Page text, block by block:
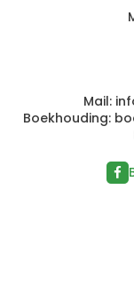
Mail: in
Boekhouding: